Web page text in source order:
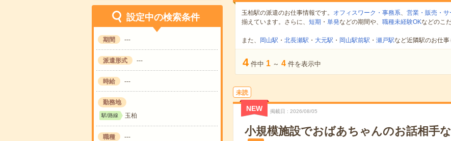
設定中の検索条件
期間 ---
派遣形式 ---
時給 ---
勤務地
駅/路線 玉柏
職種 ---
玉柏駅の派遣のお仕事情報です。 オフィスワーク・事務系、 営業・販売・サ
揃えています。さらに、 短期 ・ 単発などの期間や、 職種未経験OKなどのこ
また、 岡山駅 ・ 北長瀬駅 ・ 大元駅 ・ 岡山駅前駅 ・ 瀬戸駅など近隣駅のお仕事
4 件中 1 ～ 4 件を表示中
未読
NEW 掲載日 2026/08/05
小規模施設でおばあちゃんのお話相手